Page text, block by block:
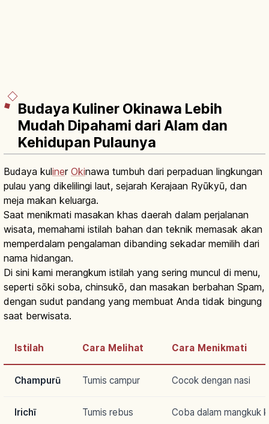
Budaya Kuliner Okinawa Lebih
Mudah Dipahami dari Alam dan
Kehidupan Pulaunya
Budaya kuliner Okinawa tumbuh dari perpaduan lingkungan
pulau yang dikelilingi laut, sejarah Kerajaan Ryūkyū, dan
meja makan keluarga.
Saat menikmati masakan khas daerah dalam perjalanan
wisata, memahami istilah bahan dan teknik memasak akan
memperdalam pengalaman dibanding sekadar memilih dari
nama hidangan.
Di sini kami merangkum istilah yang sering muncul di menu,
seperti sōki soba, chinsukō, dan masakan berbahan Spam,
dengan sudut pandang yang membuat Anda tidak bingung
saat berwisata.
Istilah Cara Melihat Cara Menikmati
Champurū Tumis campur Cocok dengan nasi
Irichī Tumis rebus Coba dalam mangkuk